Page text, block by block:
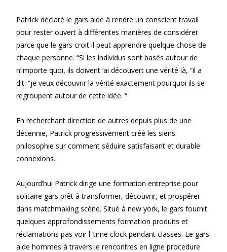
Patrick déclaré le gars aide à rendre un conscient travail
pour rester ouvert à différentes manières de considérer
parce que le gars croit il peut apprendre quelque chose de
chaque personne. “Si les individus sont basés autour de
n’importe quoi, ils doivent ‘ai découvert une vérité là, “il a
dit. “je veux découvrir la vérité exactement pourquoi ils se
regroupent autour de cette idée. “
En recherchant direction de autres depuis plus de une
décennie, Patrick progressivement créé les siens
philosophie sur comment séduire satisfaisant et durable
connexions.
Aujourd’hui Patrick dirige une formation entreprise pour
solitaire gars prêt à transformer, découvrir, et prospérer
dans matchmaking scène. Situé à new york, le gars fournit
quelques approfondissements formation produits et
réclamations pas voir l ‘time clock pendant classes. Le gars
aide hommes à travers le rencontres en ligne procedure